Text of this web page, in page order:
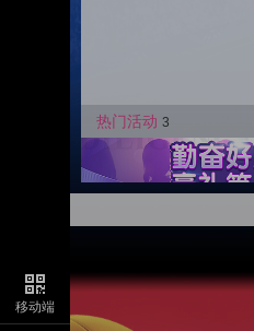
热门活动 3
移动端